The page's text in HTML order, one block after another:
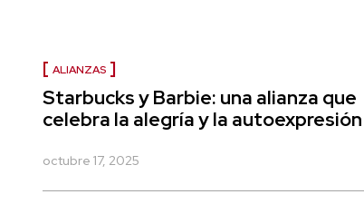
ALIANZAS
Starbucks y Barbie: una alianza que
celebra la alegría y la autoexpresión
octubre 17, 2025